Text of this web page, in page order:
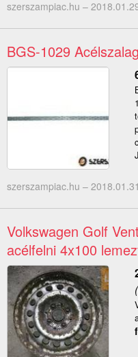
szerszampiac.hu –
BGS-1029
szerszampiac.hu –
Volkswagen Golf
acélfelni 4x100